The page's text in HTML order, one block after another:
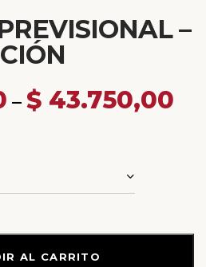
–
– $ 43.750,00
AL CARRITO